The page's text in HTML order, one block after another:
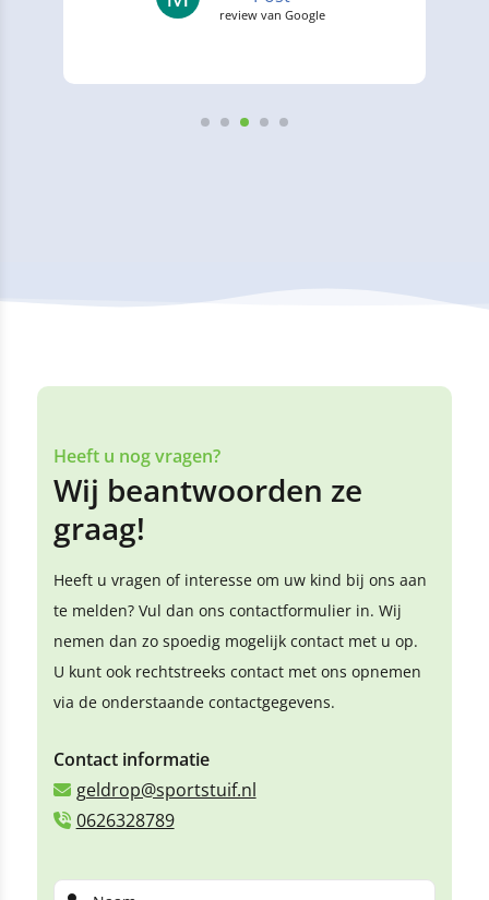
review van Google
Heeft u nog vragen?
Wij beantwoorden ze
graag!
Heeft u vragen of interesse om uw kind bij ons aan
te melden? Vul dan ons contactformulier in. Wij
nemen dan zo spoedig mogelijk contact met u op.
U kunt ook rechtstreeks contact met ons opnemen
via de onderstaande contactgegevens.
Contact informatie
geldrop@sportstuif.nl
0626328789